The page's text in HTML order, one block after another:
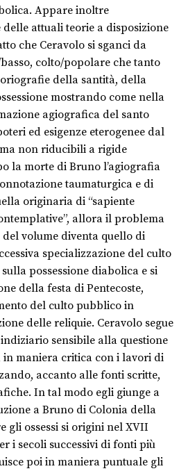
Appare inoltre
attuali teorie a disposizione
che Ceravolo si sganci da
colto/popolare che tanto
della santità, della
mostrando come nella
agiografica del santo
ed esigenze eterogenee dal
non riducibili a rigide
la morte di Bruno l’agiografia
taumaturgica e di
originaria di “sapiente
allora il problema
volume diventa quello di
specializzazione del culto
possessione diabolica e si
della festa di Pentecoste,
del culto pubblico in
delle reliquie. Ceravolo segue
sensibile alla questione
maniera critica con i lavori di
accanto alle fonti scritte,
In tal modo egli giunge a
a Bruno di Colonia della
gli ossessi si origini nel XVII
i secoli successivi di fonti più
poi in maniera puntuale gli